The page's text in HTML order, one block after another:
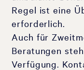
Regel ist eine
erforderlich.
Auch für
Beratungen
Verfügung.